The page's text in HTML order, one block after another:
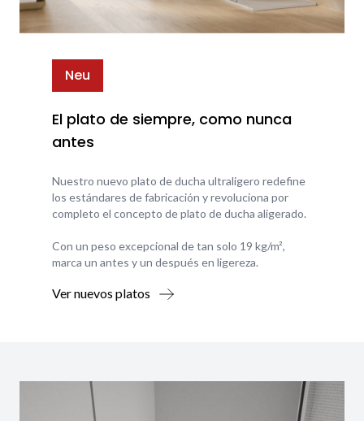
Neu
El plato de siempre, como nunca
antes
Nuestro nuevo plato de ducha ultraligero redefine
los estándares de fabricación y revoluciona por
completo el concepto de plato de ducha aligerado.
Con un peso excepcional de tan solo 19 kg/m²,
marca un antes y un después en ligereza.
Ver nuevos platos